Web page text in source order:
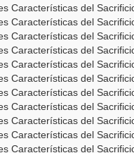
Características del
Características del
Características del
Características del
Características del
Características del
Características del
Características del
Características del
Características del
Características del